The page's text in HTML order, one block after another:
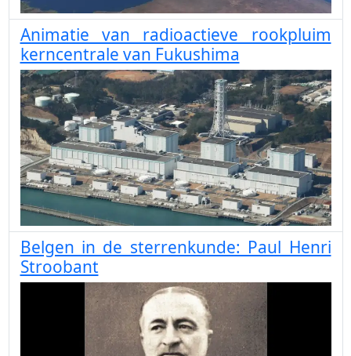
Animatie van radioactieve rookpluim
kerncentrale van Fukushima
Belgen in de sterrenkunde: Paul Henri
Stroobant